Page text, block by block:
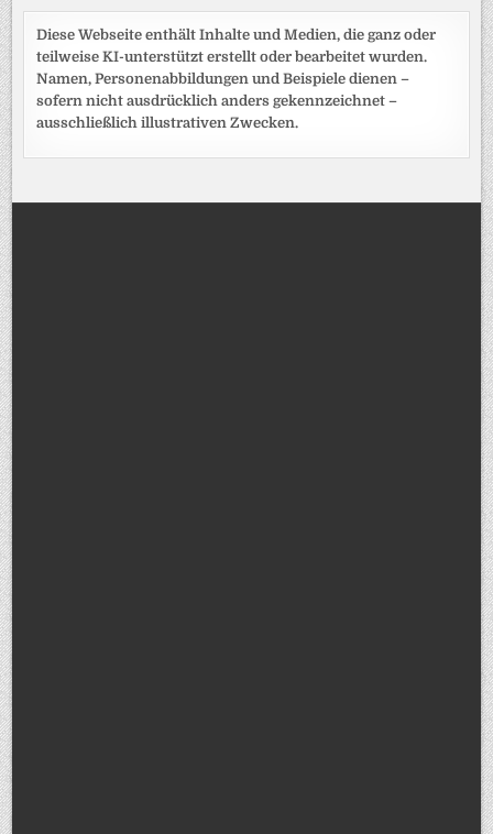
Diese Webseite enthält Inhalte und Medien, die ganz oder
teilweise KI-unterstützt erstellt oder bearbeitet wurden.
Namen, Personenabbildungen und Beispiele dienen –
sofern nicht ausdrücklich anders gekennzeichnet –
ausschließlich illustrativen Zwecken.